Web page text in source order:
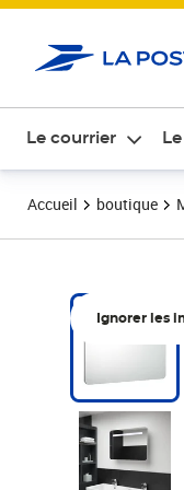
Le courrier
Accueil boutique
Ignorer les